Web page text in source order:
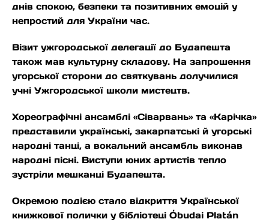
днів спокою, безпеки та позитивних емоцій у
непростий для України час.
Візит ужгородської делегації до Будапешта
також мав культурну складову. На запрошення
угорської сторони до святкувань долучилися
учні Ужгородської школи мистецтв.
Хореографічні ансамблі «Сіварвань» та «Карічка»
представили українські, закарпатські й угорські
народні танці, а вокальний ансамбль виконав
народні пісні. Виступи юних артистів тепло
зустріли мешканці Будапешта.
Окремою подією стало відкриття Української
книжкової полички у бібліотеці Óbudai Platán